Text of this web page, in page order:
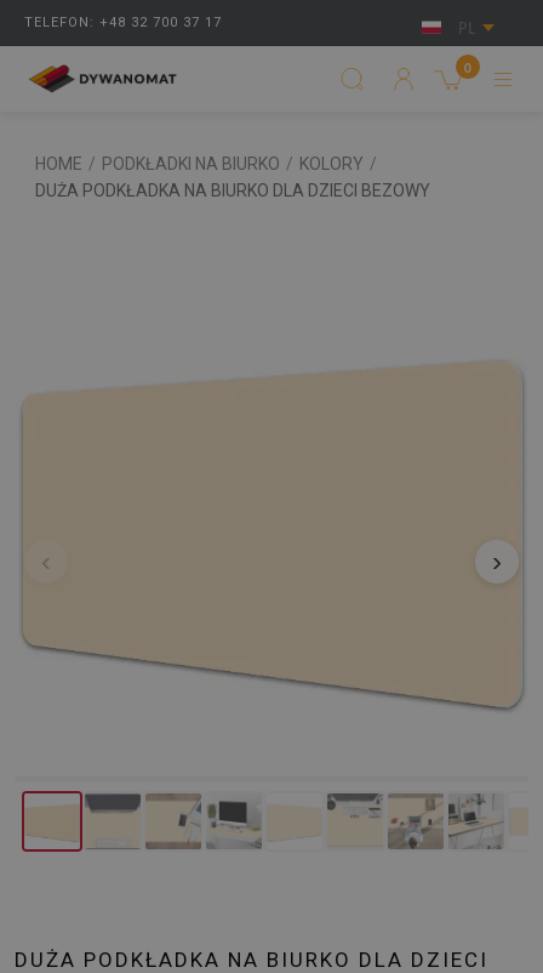
TELEFON: +48 32 700 37 17 PL
0
HOME / PODKŁADKI NA BIURKO / KOLORY /
DUŻA PODKŁADKA NA BIURKO DLA DZIECI BEZOWY
‹ ›
DUŻA PODKŁADKA NA BIURKO DLA DZIECI